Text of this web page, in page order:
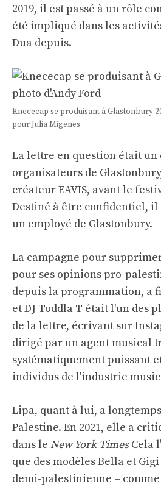
2019, il est passé à un rôle
été impliqué dans les
Dua depuis.
Knececap se produisant à Glastonbury
pour Julia Migenes
La lettre en question était un
organisateurs de
créateur EAVIS, avant le
Destiné à être confidentiel,
un employé de Glastonbury.
La campagne pour
pour ses opinions pro-
depuis la programmation, a
et DJ Toddla T était l'un des
de la lettre, écrivant sur
dirigé par un agent musical
systématiquement puissant
individus de l'industrie
Lipa, quant à lui, a
Palestine. En 2021, elle a
dans le New York TimesCela
que des modèles Bella et
demi-palestinienne –